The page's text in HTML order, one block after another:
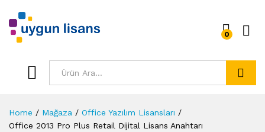
0
Home / Mağaza / Office Yazılım Lisansları /
Office 2013 Pro Plus Retail Dijital Lisans Anahtarı